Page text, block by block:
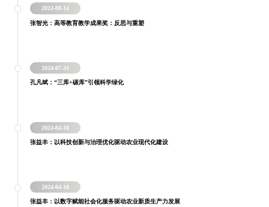
2024-08-14
张智光：高等教育教学成果奖：反思与重塑
2024-07-31
孔凡斌：“三库+碳库”引领科学绿化
2024-04-18
张益丰：以科技创新与治理优化驱动农业现代化建设
2024-04-18
张益丰：以数字赋能社会化服务驱动农业新质生产力发展